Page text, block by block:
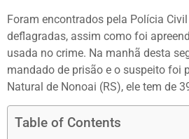
Foram encontrados pela Polícia
deflagradas, assim como foi
usada no crime. Na manhã desta
mandado de prisão e o suspeito foi
Natural de Nonoai (RS), ele tem de
Table of Contents